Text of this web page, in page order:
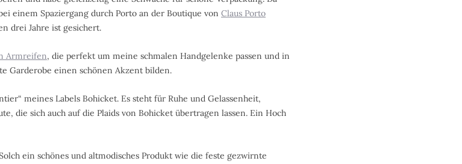
einem Spaziergang durch Porto an der Boutique von Claus Porto
drei Jahre ist gesichert.
Armreifen, die perfekt um meine schmalen Handgelenke passen und in
Garderobe einen schönen Akzent bilden.
meines Labels Bohicket. Es steht für Ruhe und Gelassenheit,
die sich auch auf die Plaids von Bohicket übertragen lassen. Ein Hoch
ein schönes und altmodisches Produkt wie die feste gezwirnte